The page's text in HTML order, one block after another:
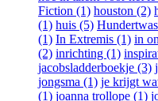
Fiction (1) houston (2)
(1) huis (5)
(1) In Extremis (1) in
(2) inrichting (1)
jacobsladderboekje (3)
jongsma (1) je krijgt
(1) joanna trollope (1)